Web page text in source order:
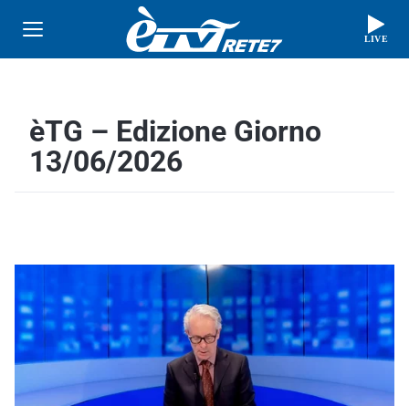
LIVE
èTG – Edizione Giorno
13/06/2026